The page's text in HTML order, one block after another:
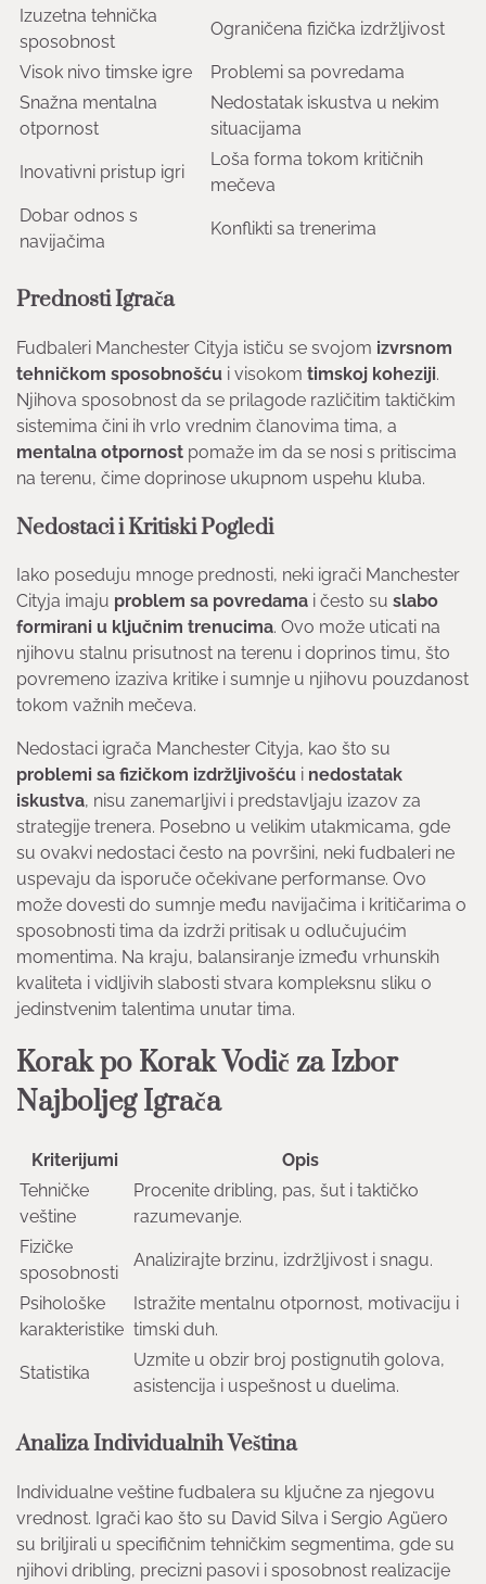
Izuzetna tehnička
sposobnost
Ograničena fizička izdržljivost
Visok nivo timske igre
Problemi sa povredama
Snažna mentalna
otpornost
Nedostatak iskustva u nekim
situacijama
Inovativni pristup igri
Loša forma tokom kritičnih
mečeva
Dobar odnos s
navijačima
Konflikti sa trenerima
Prednosti Igrača
Fudbaleri Manchester Cityja ističu se svojom izvrsnom
tehničkom sposobnošću i visokom timskoj koheziji.
Njihova sposobnost da se prilagode različitim taktičkim
sistemima čini ih vrlo vrednim članovima tima, a
mentalna otpornost pomaže im da se nosi s pritiscima
na terenu, čime doprinose ukupnom uspehu kluba.
Nedostaci i Kritiski Pogledi
Iako poseduju mnoge prednosti, neki igrači Manchester
Cityja imaju problem sa povredama i često su slabo
formirani u ključnim trenucima. Ovo može uticati na
njihovu stalnu prisutnost na terenu i doprinos timu, što
povremeno izaziva kritike i sumnje u njihovu pouzdanost
tokom važnih mečeva.
Nedostaci igrača Manchester Cityja, kao što su
problemi sa fizičkom izdržljivošću i nedostatak
iskustva, nisu zanemarljivi i predstavljaju izazov za
strategije trenera. Posebno u velikim utakmicama, gde
su ovakvi nedostaci često na površini, neki fudbaleri ne
uspevaju da isporuče očekivane performanse. Ovo
može dovesti do sumnje među navijačima i kritičarima o
sposobnosti tima da izdrži pritisak u odlučujućim
momentima. Na kraju, balansiranje između vrhunskih
kvaliteta i vidljivih slabosti stvara kompleksnu sliku o
jedinstvenim talentima unutar tima.
Korak po Korak Vodič za Izbor
Najboljeg Igrača
Kriterijumi
Opis
Tehničke
veštine
Procenite dribling, pas, šut i taktičko
razumevanje.
Fizičke
sposobnosti
Analizirajte brzinu, izdržljivost i snagu.
Psihološke
karakteristike
Istražite mentalnu otpornost, motivaciju i
timski duh.
Statistika
Uzmite u obzir broj postignutih golova,
asistencija i uspešnost u duelima.
Analiza Individualnih Veština
Individualne veštine fudbalera su ključne za njegovu
vrednost. Igrači kao što su David Silva i Sergio Agüero
su briljirali u specifičnim tehničkim segmentima, gde su
njihovi dribling, precizni pasovi i sposobnost realizacije